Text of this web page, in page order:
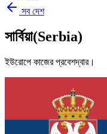
সব দেশ
সার্বিয়া(Serbia)
ইউরোপে কাজের প্রবেশদ্বার।